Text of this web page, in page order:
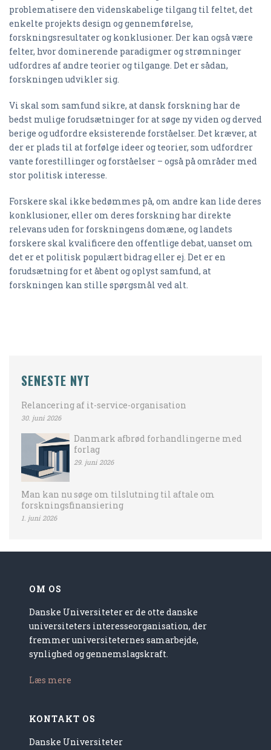
problematisere den videnskabelige tilgang til feltet, det
enkelte projekts design og gennemførelse,
forskningsresultater og konklusioner. Der kan også være
felter, hvor dominerende paradigmer og strømninger
udfordres af andre teorier og tilgange. Det er sådan,
forskningen udvikler sig.
Vi skal som samfund sikre, at dansk forskning har de
bedst mulige forudsætninger for at søge ny viden og derved
berige og udfordre eksisterende forståelser. Det kræver, at
der er plads til at forfølge ideer og teorier, som udfordrer
vante forestillinger og forståelser – også på områder med
stor politisk interesse.
Forskere skal ikke bedømmes på, om andre kan lide deres
konklusioner, eller om deres forskning har direkte
relevans uden for forskningens domæne, og landets
forskere skal kvalificere den offentlige debat, uanset om
det er et politisk populært bidrag eller ej. Det er en
forudsætning for et åbent og oplyst samfund, at
forskningen kan stille spørgsmål ved alt.
SENESTE NYT
Relancering af it-service-organisation
30. juni 2026
Danmark afbrød forhandlingerne med
forlag
29. juni 2026
Man kan nu søge om tilslutning til aftale om
forskningsfinansiering
1. juni 2026
OM OS
Danske Universiteter er de otte danske
universiteters interesseorganisation, der
fremmer universiteternes samarbejde,
synlighed og gennemslagskraft.
Læs mere
KONTAKT OS
Danske Universiteter